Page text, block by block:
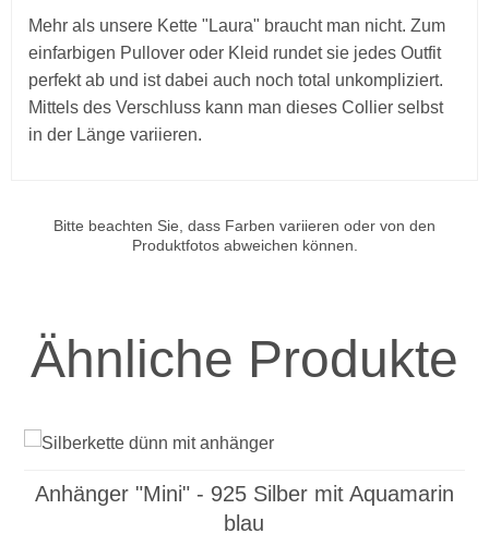
Mehr als unsere Kette "Laura" braucht man nicht. Zum
einfarbigen Pullover oder Kleid rundet sie jedes Outfit
perfekt ab und ist dabei auch noch total unkompliziert.
Mittels des Verschluss kann man dieses Collier selbst
in der Länge variieren.
Bitte beachten Sie, dass Farben variieren oder von den
Produktfotos abweichen können.
Ähnliche Produkte
Anhänger "Mini" - 925 Silber mit Aquamarin
blau